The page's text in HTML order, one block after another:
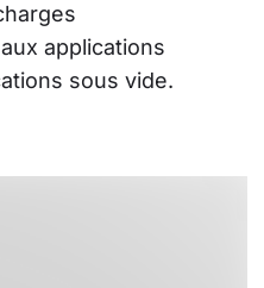
applications
sous vide.